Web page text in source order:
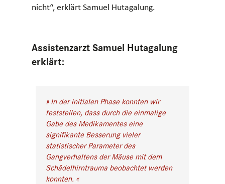
nicht“, erklärt Samuel Hutagalung.
Assistenzarzt Samuel Hutagalung
erklärt:
» In der initialen Phase konnten wir
feststellen, dass durch die einmalige
Gabe des Medikamentes eine
signifikante Besserung vieler
statistischer Parameter des
Gangverhaltens der Mäuse mit dem
Schädelhirntrauma beobachtet werden
konnten. «